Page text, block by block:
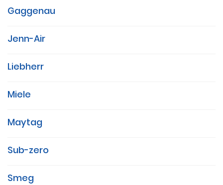
Gaggenau
Jenn-Air
Liebherr
Miele
Maytag
Sub-zero
Smeg